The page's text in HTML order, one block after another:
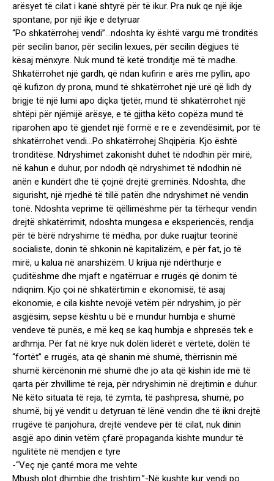
arësyet të cilat i kanë shtyrë për të ikur. Pra nuk qe një ikje
spontane, por një ikje e detyruar
“Po shkatërrohej vendi”…ndoshta ky është vargu më tronditës
për secilin banor, për secilin lexues, për secilin dëgjues të
kësaj mënxyre. Nuk mund të ketë tronditje më të madhe.
Shkatërrohet një gardh, që ndan kufirin e arës me pyllin, apo
që kufizon dy prona, mund të shkatërrohet një urë që lidh dy
brigje të një lumi apo diçka tjetër, mund të shkatërrohet një
shtëpi për njëmijë arësye, e të gjitha këto copëza mund të
riparohen apo të gjendet një formë e re e zevendësimit, por të
shkatërrohet vendi…Po shkatërrohej Shqipëria. Kjo është
tronditëse. Ndryshimet zakonisht duhet të ndodhin për mirë,
në kahun e duhur, por ndodh që ndryshimet të ndodhin në
anën e kundërt dhe të çojnë drejtë greminës. Ndoshta, dhe
sigurisht, një rrjedhë të tillë patën dhe ndryshimet në vendin
tonë. Ndoshta veprime të qëllimëshme për ta tërhequr vendin
drejtë shkatërrimit, ndoshta mungesa e eksperiencës, rendja
për të bërë ndryshime të mëdha, por duke ruajtur teorinë
socialiste, donin të shkonin në kapitalizëm, e për fat, jo të
mirë, u kalua në anarshizëm. U krijua një ndërthurje e
çuditëshme dhe mjaft e ngatërruar e rrugës që donim të
ndiqnim. Kjo çoi në shkatërtimin e ekonomisë, të asaj
ekonomie, e cila kishte nevojë vetëm për ndryshim, jo për
asgjësim, sepse kështu u bë e mundur humbja e shumë
vendeve të punës, e më keq se kaq humbja e shpresës tek e
ardhmja. Për fat në krye nuk dolën liderët e vërtetë, dolën të
“fortët” e rrugës, ata që shanin më shumë, thërrisnin më
shumë kërcënonin më shumë dhe jo ata që kishin ide më të
qarta për zhvillime të reja, për ndryshimin në drejtimin e duhur.
Në këto situata të reja, të zymta, të pashpresa, shumë, po
shumë, bij yë vendit u detyruan të lënë vendin dhe të ikni drejtë
rrugëve të panjohura, drejtë vendeve për të cilat, nuk dinin
asgjë apo dinin vetëm çfarë propaganda kishte mundur të
ngulitëte në mendjen e tyre
-“Veç nje çanté mora me vehte
Mbush plot dhimbje dhe trishtim.”-Në kushte kur vendi po